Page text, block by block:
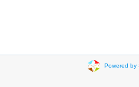
Powered by